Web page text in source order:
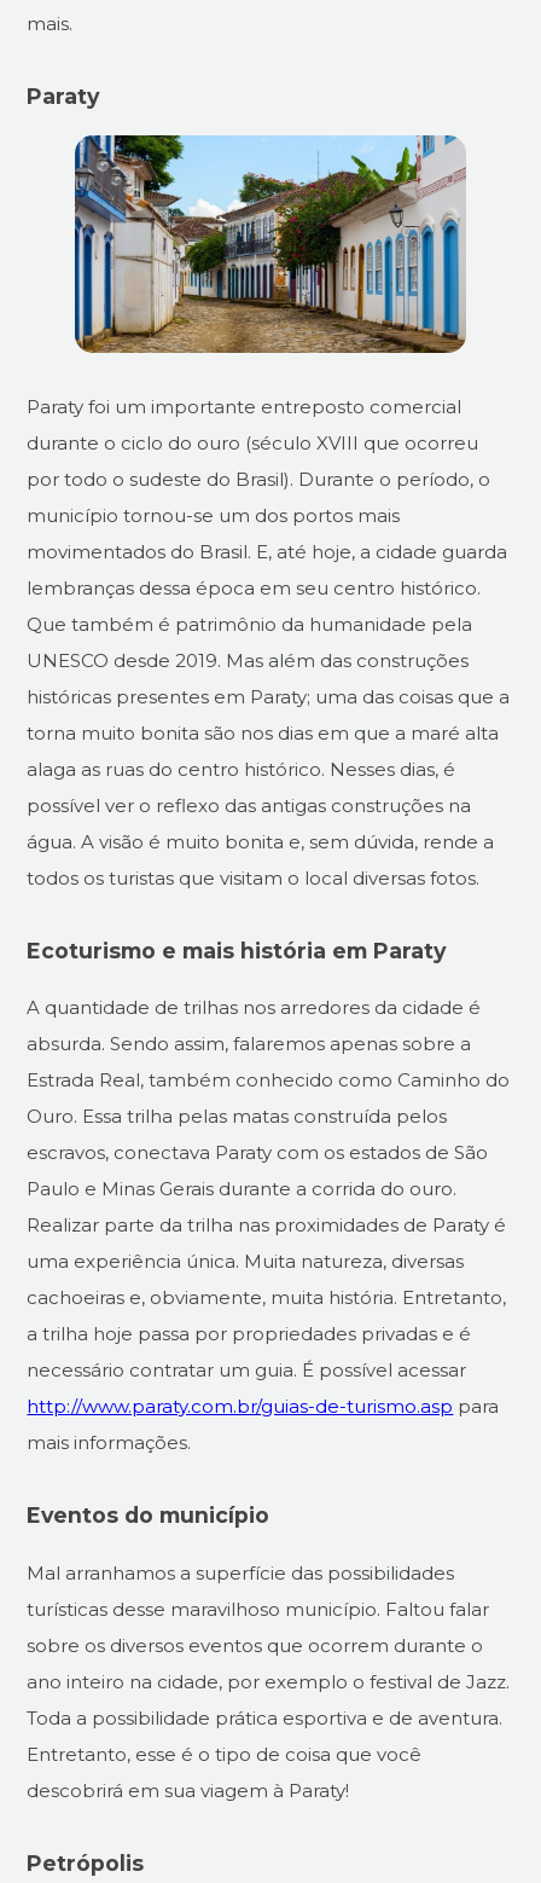
mais.
Paraty
Paraty foi um importante entreposto comercial
durante o ciclo do ouro (século XVIII que ocorreu
por todo o sudeste do Brasil). Durante o período, o
município tornou-se um dos portos mais
movimentados do Brasil. E, até hoje, a cidade guarda
lembranças dessa época em seu centro histórico.
Que também é patrimônio da humanidade pela
UNESCO desde 2019. Mas além das construções
históricas presentes em Paraty; uma das coisas que a
torna muito bonita são nos dias em que a maré alta
alaga as ruas do centro histórico. Nesses dias, é
possível ver o reflexo das antigas construções na
água. A visão é muito bonita e, sem dúvida, rende a
todos os turistas que visitam o local diversas fotos.
Ecoturismo e mais história em Paraty
A quantidade de trilhas nos arredores da cidade é
absurda. Sendo assim, falaremos apenas sobre a
Estrada Real, também conhecido como Caminho do
Ouro. Essa trilha pelas matas construída pelos
escravos, conectava Paraty com os estados de São
Paulo e Minas Gerais durante a corrida do ouro.
Realizar parte da trilha nas proximidades de Paraty é
uma experiência única. Muita natureza, diversas
cachoeiras e, obviamente, muita história. Entretanto,
a trilha hoje passa por propriedades privadas e é
necessário contratar um guia. É possível acessar
http://www.paraty.com.br/guias-de-turismo.asp para
mais informações.
Eventos do município
Mal arranhamos a superfície das possibilidades
turísticas desse maravilhoso município. Faltou falar
sobre os diversos eventos que ocorrem durante o
ano inteiro na cidade, por exemplo o festival de Jazz.
Toda a possibilidade prática esportiva e de aventura.
Entretanto, esse é o tipo de coisa que você
descobrirá em sua viagem à Paraty!
Petrópolis